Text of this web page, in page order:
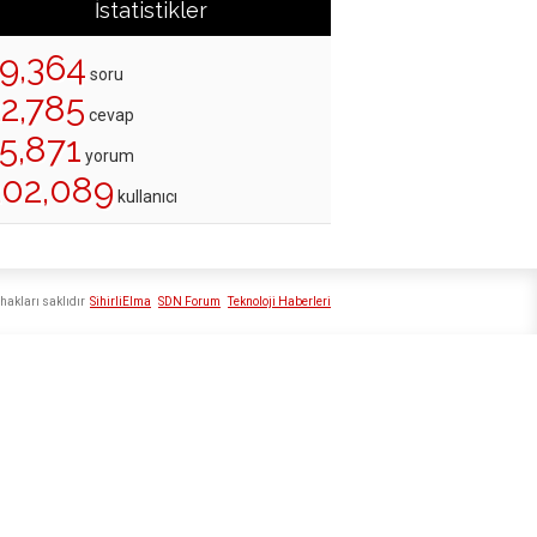
İstatistikler
soru
cevap
yorum
kullanıcı
SihirliElma SDN Forum Teknoloji Haberleri
saklıdır